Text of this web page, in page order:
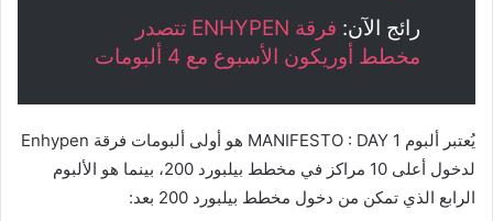
رائج الآن:
فرقة ENHYPEN تتصدر
مخطط أوريكون الأسبوع مع 4 ألبومات
يُعتبر ألبوم MANIFESTO : DAY 1 هو أولى ألبومات فرقة Enhypen
لدخول أعلى 10 مراكز في مخطط بيلبورد 200، بينما هو الألبوم
الرابع الذي تمكن من دخول مخطط بيلبورد 200 بعد: